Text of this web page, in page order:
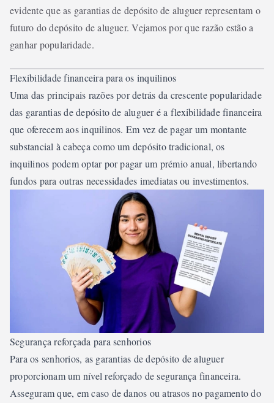
evidente que as garantias de depósito de aluguer representam o
futuro do depósito de aluguer. Vejamos por que razão estão a
ganhar popularidade.
Flexibilidade financeira para os inquilinos
Uma das principais razões por detrás da crescente popularidade
das garantias de depósito de aluguer é a flexibilidade financeira
que oferecem aos inquilinos. Em vez de pagar um montante
substancial à cabeça como um depósito tradicional, os
inquilinos podem optar por pagar um prémio anual, libertando
fundos para outras necessidades imediatas ou investimentos.
Segurança reforçada para senhorios
Para os senhorios, as garantias de depósito de aluguer
proporcionam um nível reforçado de segurança financeira.
Asseguram que, em caso de danos ou atrasos no pagamento do